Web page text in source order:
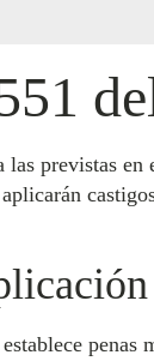
previstas
penas